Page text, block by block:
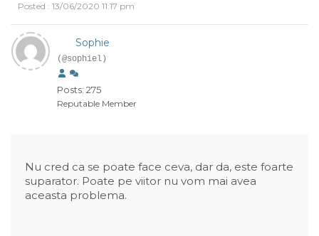
Posted : 13/06/2020 11:17 pm
Sophie
(@sophiel)
Posts: 275
Reputable Member
Nu cred ca se poate face ceva, dar da, este foarte
suparator. Poate pe viitor nu vom mai avea
aceasta problema.